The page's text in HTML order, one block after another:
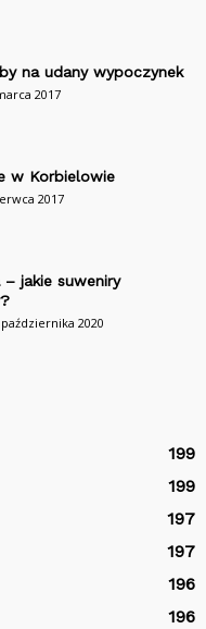
na udany wypoczynek
2017
w Korbielowie
2017
jakie suweniry
2020
199
199
197
197
196
196